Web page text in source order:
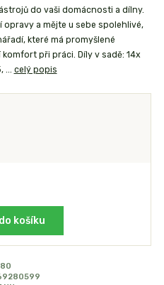
do vaši domácnosti a dílny.
a mějte u sebe spolehlivé,
které má promyšlené
při práci. Díly v sadě: 14x
... celý popis
košíku